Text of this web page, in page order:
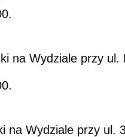
na Wydziale przy ul.
na Wydziale przy ul.